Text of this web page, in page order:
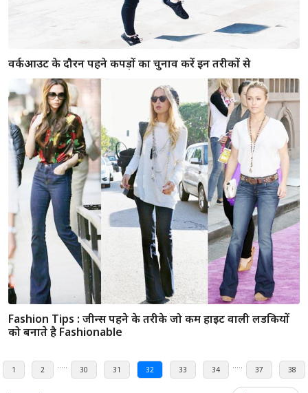
जाने किस तरह की बिंदी किस तरह के चेहरे पर सूट करती हैं